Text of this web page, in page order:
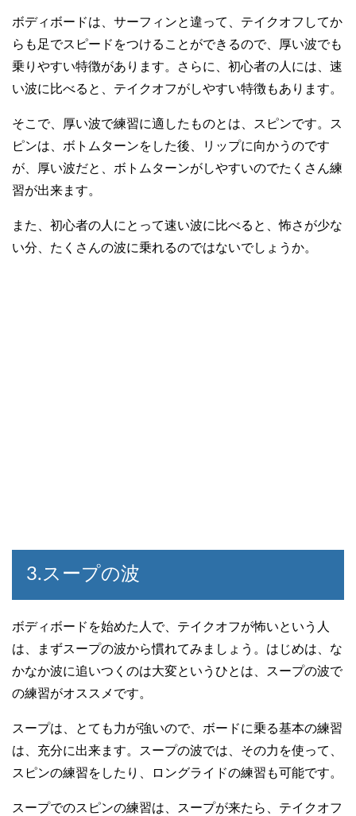
ボディボードは、サーフィンと違って、テイクオフしてか
らも足でスピードをつけることができるので、厚い波でも
乗りやすい特徴があります。さらに、初心者の人には、速
い波に比べると、テイクオフがしやすい特徴もあります。
そこで、厚い波で練習に適したものとは、スピンです。ス
ピンは、ボトムターンをした後、リップに向かうのです
が、厚い波だと、ボトムターンがしやすいのでたくさん練
習が出来ます。
また、初心者の人にとって速い波に比べると、怖さが少な
い分、たくさんの波に乗れるのではないでしょうか。
3.スープの波
ボディボードを始めた人で、テイクオフが怖いという人
は、まずスープの波から慣れてみましょう。はじめは、な
かなか波に追いつくのは大変というひとは、スープの波で
の練習がオススメです。
スープは、とても力が強いので、ボードに乗る基本の練習
は、充分に出来ます。スープの波では、その力を使って、
スピンの練習をしたり、ロングライドの練習も可能です。
スープでのスピンの練習は、スープが来たら、テイクオフ